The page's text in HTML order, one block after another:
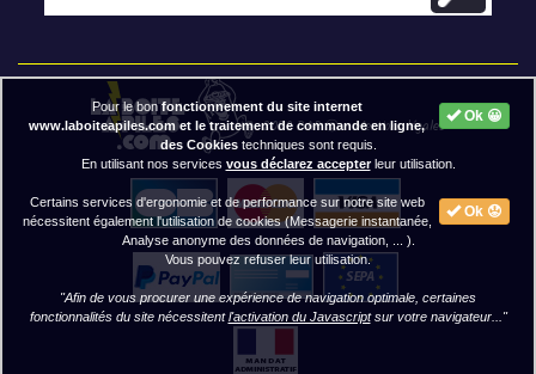
2020 BAP ⓒ - Mentions légales
Ok 😀
Pour le bonfonctionnement du site internet
www.laboiteapiles.com et le traitement de commande en ligne,
des Cookiestechniques sont requis.
En utilisant nos services vous déclarez accepterleur utilisation.
Ok 😟
Certains services d'ergonomie et de performance sur notre site web
nécessitent également l'utilisation de cookies (Messagerie instantanée,
Analyse anonyme des données de navigation, ... ).
Vous pouvez refuser leur utilisation.
"Afin de vous procurer une expérience de navigation optimale, certaines
fonctionnalités du site nécessitentl'activation du Javascriptsur votre navigateur..."